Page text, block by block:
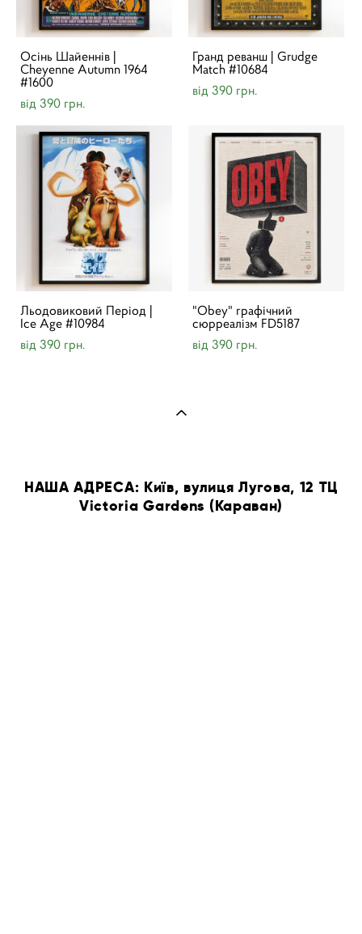
Осінь Шайеннів |
Cheyenne Autumn 1964
#1600
від 390 грн.
Гранд реванш | Grudge
Match #10684
від 390 грн.
Льодовиковий Період |
Ice Age #10984
від 390 грн.
"Obey" графічний
сюрреалізм FD5187
від 390 грн.
НАША АДРЕСА: Київ, вулиця Лугова, 12 ТЦ
Victoria Gardens (Караван)